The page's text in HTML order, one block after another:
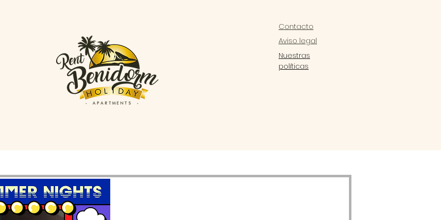
Contacto
Aviso legal
Nuestras
políticas